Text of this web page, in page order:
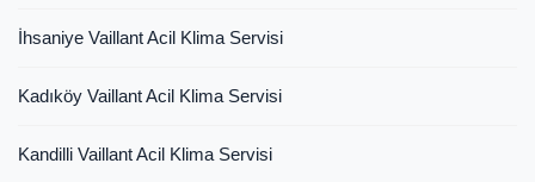
İhsaniye Vaillant Acil Klima Servisi
Kadıköy Vaillant Acil Klima Servisi
Kandilli Vaillant Acil Klima Servisi